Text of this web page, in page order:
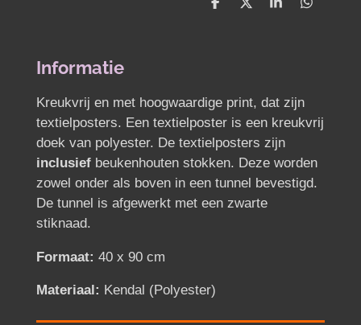
D
D
S
D
Informatie
Kreukvrij en met hoogwaardige print, dat zijn
textielposters. Een textielposter is een kreukvrij
doek van polyester. De textielposters zijn
inclusiefbeukenhouten stokken. Deze worden
zowel onder als boven in een tunnel bevestigd.
De tunnel is afgewerkt met een zwarte
stiknaad.
Formaat: 40 x 90 cm
Materiaal: Kendal (Polyester)